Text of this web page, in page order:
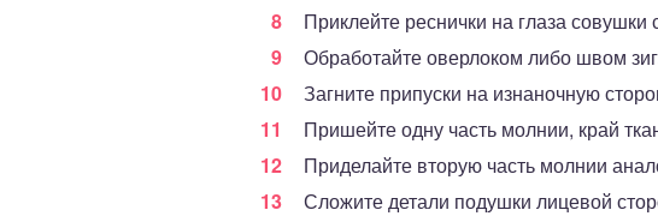
Приклейте реснички на глаза
Обработайте оверлоком либо швом
Загните припуски на изнаночную
Пришейте одну часть молнии, край
Приделайте вторую часть молнии
Сложите детали подушки лицевой